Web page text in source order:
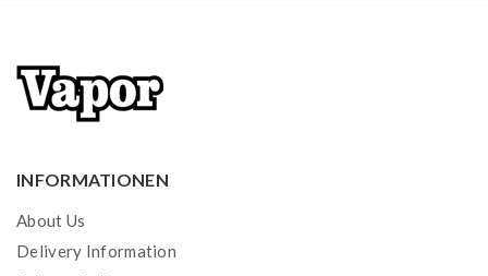
INFORMATIONEN
About Us
Delivery Information